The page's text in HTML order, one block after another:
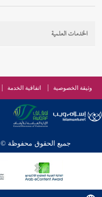
الخدمات العلمية
وثيقة الخصوصية اتفاقية الخدمة
جميع الحقوق محفوظة © 2026 - 1998 لشبكة إسلام ويب